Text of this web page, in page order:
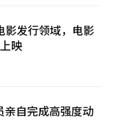
影发行领域，电影
映
亲自完成高强度动